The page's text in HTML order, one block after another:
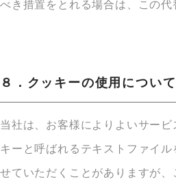
べき措置をとれる場合は、この代
８．クッキーの使用について
当社は、お客様によりよいサー
キーと呼ばれるテキストファイ
せていただくことがありますが